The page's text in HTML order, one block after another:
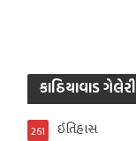
કાઠિયાવાડ ગેલેરી
ઈતિહાસ
261